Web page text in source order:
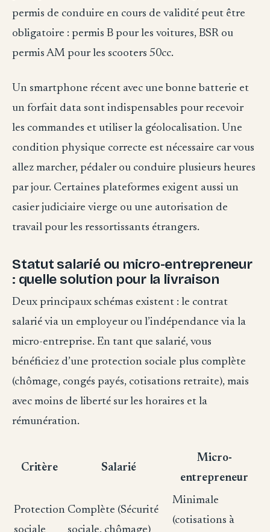
permis de conduire en cours de validité peut être
obligatoire : permis B pour les voitures, BSR ou
permis AM pour les scooters 50cc.
Un smartphone récent avec une bonne batterie et
un forfait data sont indispensables pour recevoir
les commandes et utiliser la géolocalisation. Une
condition physique correcte est nécessaire car vous
allez marcher, pédaler ou conduire plusieurs heures
par jour. Certaines plateformes exigent aussi un
casier judiciaire vierge ou une autorisation de
travail pour les ressortissants étrangers.
Statut salarié ou micro-entrepreneur
: quelle solution pour la livraison
Deux principaux schémas existent : le contrat
salarié via un employeur ou l’indépendance via la
micro-entreprise. En tant que salarié, vous
bénéficiez d’une protection sociale plus complète
(chômage, congés payés, cotisations retraite), mais
avec moins de liberté sur les horaires et la
rémunération.
Critère Salarié
Micro-
entrepreneur
Protection
sociale
Complète (Sécurité
sociale, chômage)
Minimale
(cotisations à